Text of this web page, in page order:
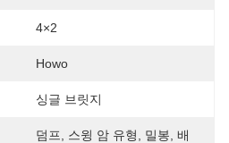
4×2
Howo
싱글 브릿지
덤프, 스윙 암 유형, 밀봉, 배